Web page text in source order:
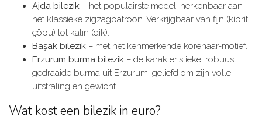
Ajda bilezik – het populairste model, herkenbaar aan
het klassieke zigzagpatroon. Verkrijgbaar van fijn (kibrit
çöpü) tot kalın (dik).
Başak bilezik – met het kenmerkende korenaar-motief.
Erzurum burma bilezik – de karakteristieke, robuust
gedraaide burma uit Erzurum, geliefd om zijn volle
uitstraling en gewicht.
Wat kost een bilezik in euro?